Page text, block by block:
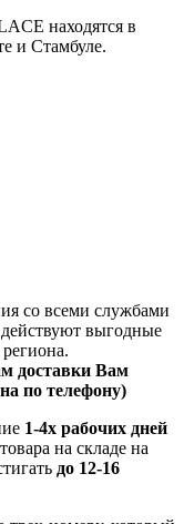
находятся в
и Стамбуле.
со всеми службами
выгодные
доставки Вам
по телефону)
1-4х рабочих дней
на складе на
до 12-16